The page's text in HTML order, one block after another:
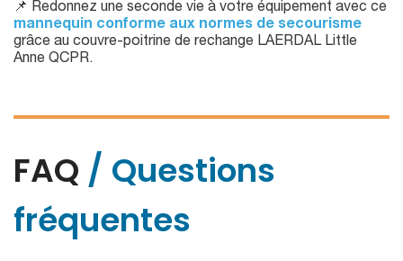
📌 Redonnez une seconde vie à votre équipement avec ce
mannequin conforme aux normes de secourisme
grâce au couvre-poitrine de rechange LAERDAL Little
Anne QCPR.
FAQ / Questions
fréquentes